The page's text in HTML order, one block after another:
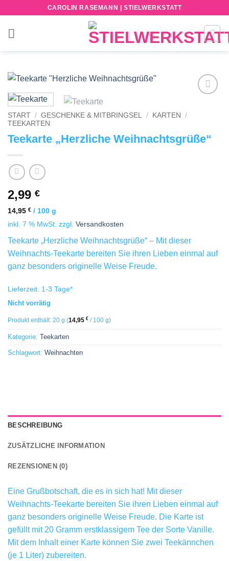
springen
CAROLIN RASEMANN | STIELWERKSTATT
START / GESCHENKE & MITBRINGSEL / KARTEN
/
TEEKARTEN
Teekarte „Herzliche Weihnachtsgrüße“
2,99 €
14,95 € / 100 g
inkl. 7 % MwSt. zzgl. Versandkosten
Teekarte „Herzliche Weihnachtsgrüße“ – Mit dieser
Weihnachts-Teekarte bereiten Sie ihren Lieben einmal auf
ganz besonders originelle Weise Freude.
Lieferzeit: 1-3 Tage*
Nicht vorrätig
Produkt enthält: 20 g (14,95 € / 100 g)
Kategorie: Teekarten
Schlagwort: Weihnachten
BESCHREIBUNG
ZUSÄTZLICHE INFORMATION
REZENSIONEN (0)
Eine Grußbotschaft, die es in sich hat! Mit dieser
Weihnachts-Teekarte bereiten Sie ihren Lieben einmal auf
ganz besonders originelle Weise Freude. Die Karte ist
gefüllt mit 20 Gramm erstklassigem Tee der Sorte Vanille.
Mit dem Inhalt einer Karte können Sie zwei Teekännchen
(je 1 Liter) zubereiten.